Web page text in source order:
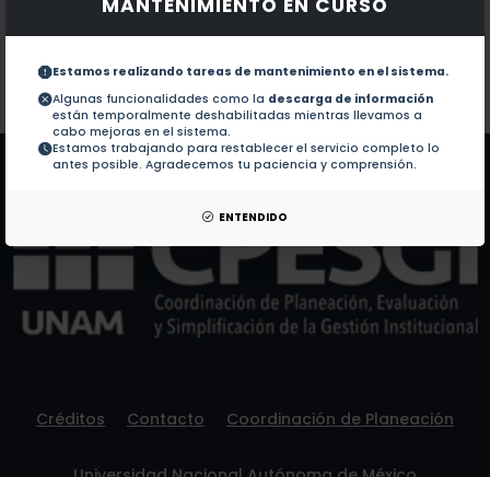
Estamos realizando tareas de mantenimiento en el sistema.
Algunas funcionalidades como la descarga de información
están temporalmente deshabilitadas mientras llevamos a
cabo mejoras en el sistema.
Estamos trabajando para restablecer el servicio completo lo
antes posible. Agradecemos tu paciencia y comprensión.
ENTENDIDO
Documentos en revistas:
Colaboraciones en Tesis:
Patentes: No hay patentes de este autor.
Créditos Contacto Coordinación de Planeación